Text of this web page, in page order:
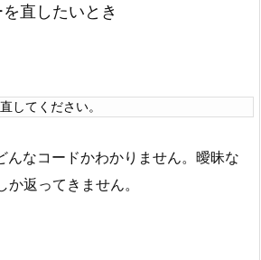
直したいとき
してください。
んなコードかわかりません。曖昧な
返ってきません。